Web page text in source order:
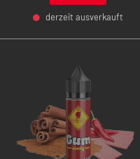
- +
derzeit ausverkauft